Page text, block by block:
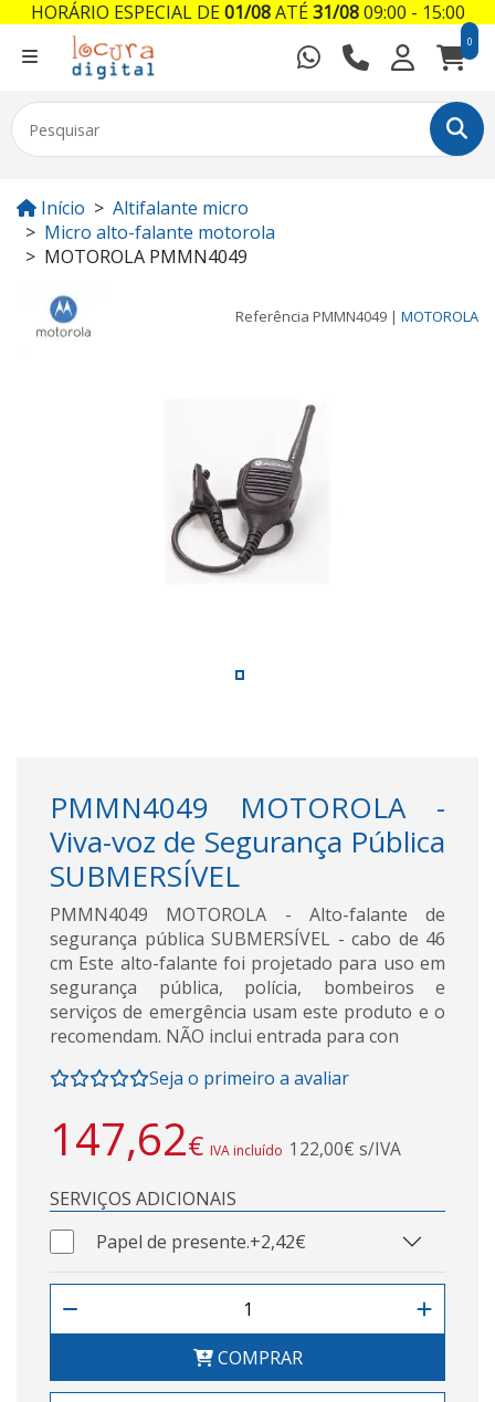
0
Início
Altifalante micro
Micro alto-falante motorola
MOTOROLA PMMN4049
Referência PMMN4049 | MOTOROLA
PMMN4049 MOTOROLA -
Viva-voz de Segurança Pública
SUBMERSÍVEL
PMMN4049 MOTOROLA - Alto-falante de
segurança pública SUBMERSÍVEL - cabo de 46
cm Este alto-falante foi projetado para uso em
segurança pública, polícia, bombeiros e
serviços de emergência usam este produto e o
recomendam. NÃO inclui entrada para con
Seja o primeiro a avaliar
147,62€ IVA incluído 122,00€ s/IVA
SERVIÇOS ADICIONAIS
Papel de presente.+2,42€
COMPRAR
HORÁRIO ESPECIAL DE01/08ATÉ31/0809:00 - 15:00